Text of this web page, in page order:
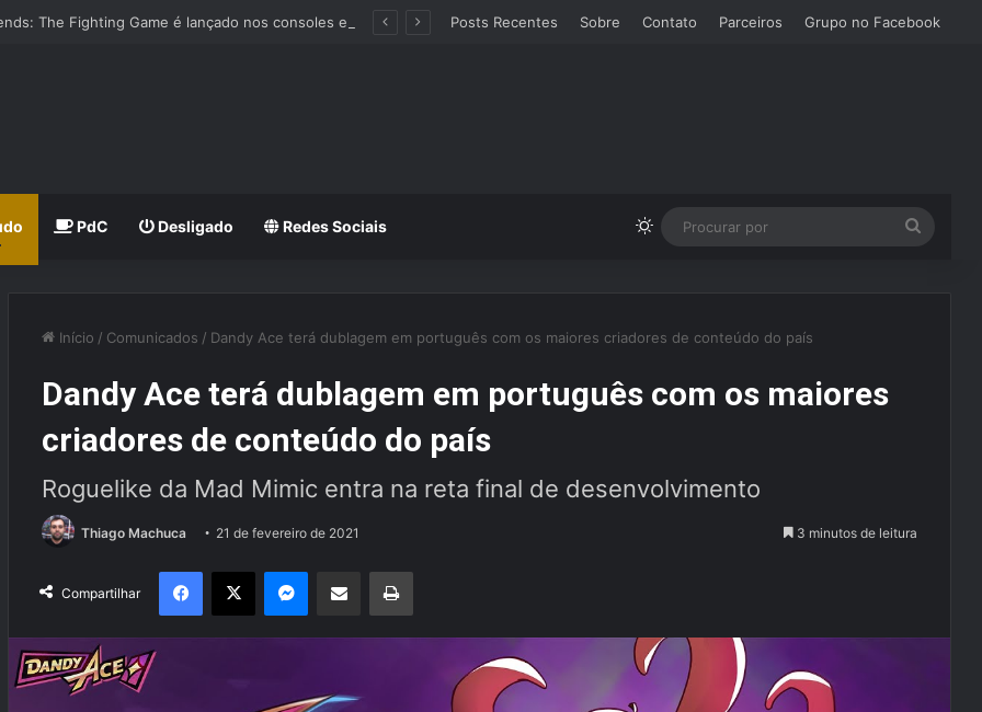
Posts Recentes Sobre Contato Parceiros Grupo no Facebook
PdC Desligado Redes Sociais Switch skin
Início / Comunicados / Dandy Ace terá dublagem em português com os maiores criadores de conteúdo do país
Dandy Ace terá dublagem em português com os maiores
criadores de conteúdo do país
Roguelike da Mad Mimic entra na reta final de desenvolvimento
Thiago Machuca 21 de fevereiro de 2021 3 minutos de leitura
Compartilhar
X